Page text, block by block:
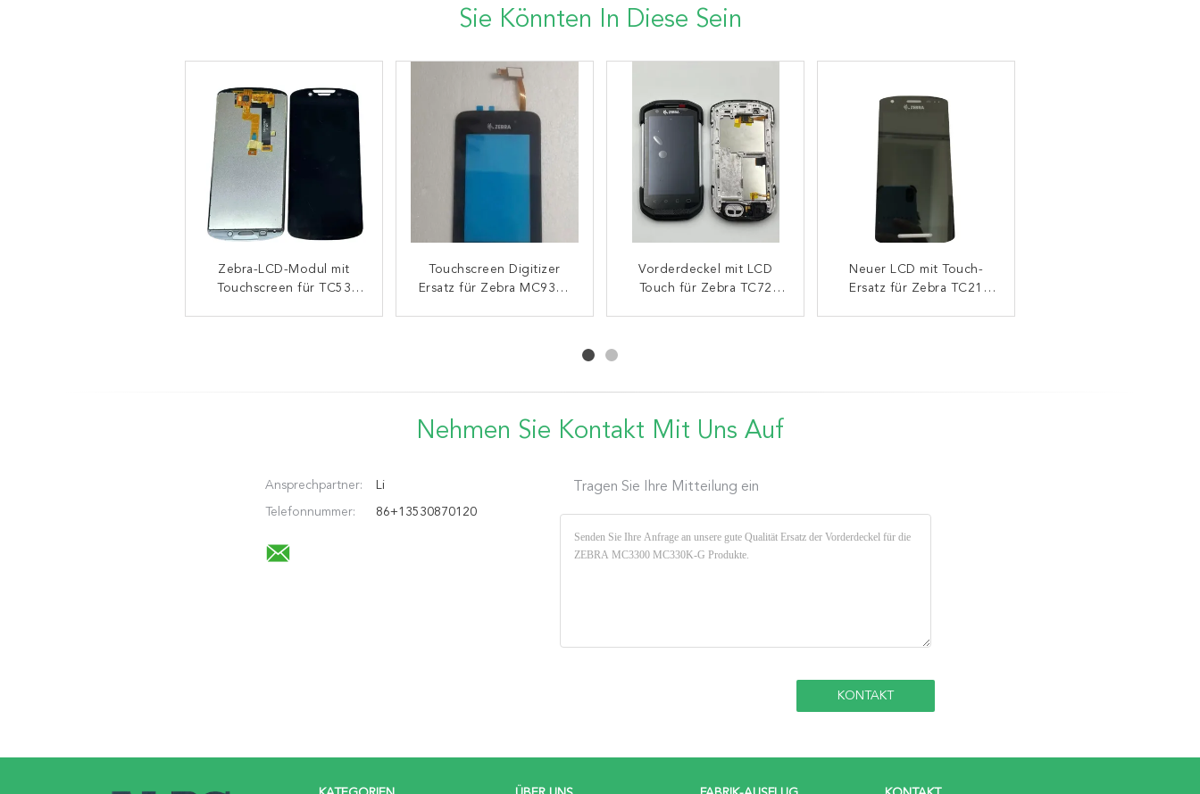
Sie Könnten In Diese Sein
Zebra-LCD-Modul mit
Touchscreen für TC53
Touchscreen Digitizer
Ersatz für Zebra MC9300
Vorderdeckel mit LCD
Touch für Zebra TC72
Neuer LCD mit Touch-
Ersatz für Zebra TC21
Vorderdeckel mit LCD
und Touchscreen für
LCD-Flex-Kabelersatz für
Zebra Motorola TC21
LCD mit Touch-Digitizer
für ZEBRA TC72 TC77 KS-
Skannermotor SE4710
Flexkabel für Zebra TC26
Nehmen Sie Kontakt Mit Uns Auf
Ansprechpartner: Li
Telefonnummer: 86+13530870120
Tragen Sie Ihre Mitteilung ein